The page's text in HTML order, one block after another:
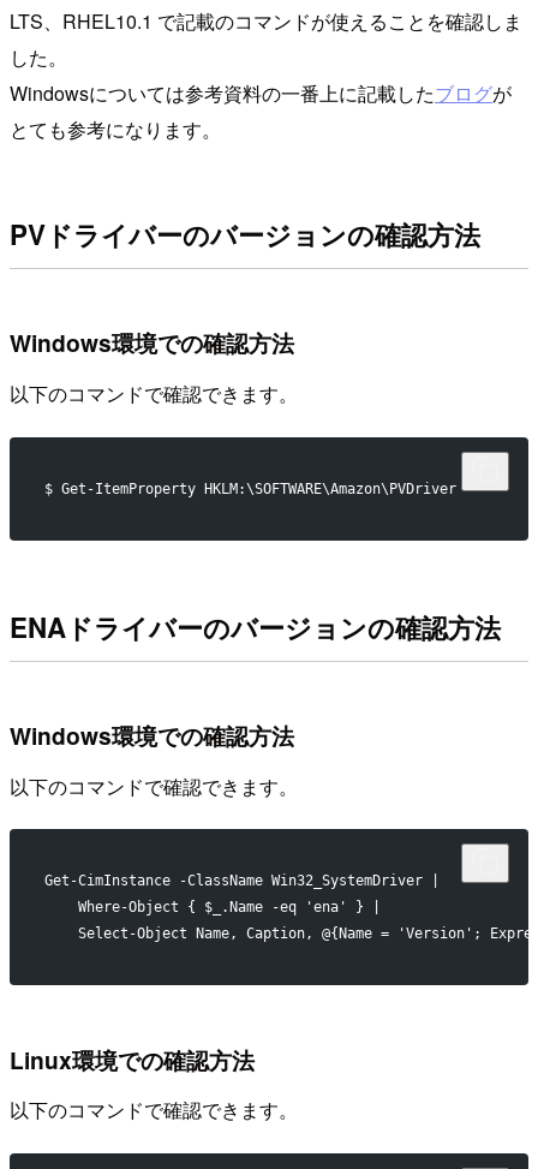
LTS、RHEL10.1 で記載のコマンドが使えることを確認しま
した。
Windowsについては参考資料の一番上に記載したブログが
とても参考になります。
PVドライバーのバージョンの確認方法
Windows環境での確認方法
以下のコマンドで確認できます。
$ Get-ItemProperty HKLM:\SOFTWARE\Amazon\PVDriver
ENAドライバーのバージョンの確認方法
Windows環境での確認方法
以下のコマンドで確認できます。
Get-CimInstance -ClassName Win32_SystemDriver |
    Where-Object { $_.Name -eq 'ena' } |
Select-Object Name, Caption, @{Name = 'Version';
Linux環境での確認方法
以下のコマンドで確認できます。